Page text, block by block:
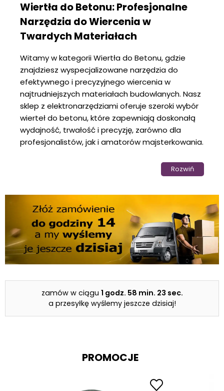
Wiertła do Betonu: Profesjonalne
Narzędzia do Wiercenia w
Twardych Materiałach
Witamy w kategorii Wiertła do Betonu, gdzie
znajdziesz wyspecjalizowane narzędzia do
efektywnego i precyzyjnego wiercenia w
najtrudniejszych materiałach budowlanych. Nasz
sklep z elektronarzędziami oferuje szeroki wybór
wierteł do betonu, które zapewniają doskonałą
wydajność, trwałość i precyzję, zarówno dla
profesjonalistów, jak i amatorów majsterkowania.
Dlaczego warto wybrać nasze wiertła
betonu wykorzystują najnowsze technologie,
które zapewniają wysoką efektywność wiercenia
w twardych materiałach takich jak beton, cegła
czy kamień.
Wysoka Jakość:Oferujemy produkty od
renomowanych producentów, które
charakteryzują się dużą trwałością i precyzyjnym
wykonaniem, co gwarantuje długotrwałe
użytkowanie.
dostosowane do różnych potrzeb i aplikacji
Rozwiń
zamów w ciągu 1 godz. 58 min. 23 sec.
a przesyłkę wyślemy jeszcze dzisiaj!
PROMOCJE